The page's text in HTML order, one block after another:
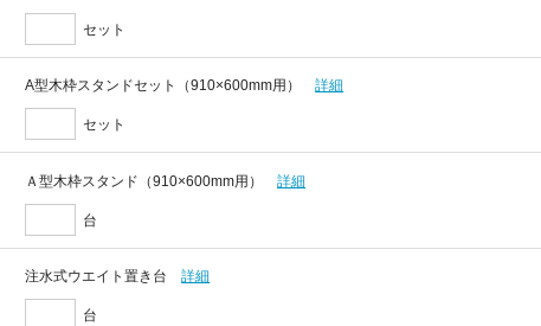
セット
A型木枠スタンドセット（910×600mm用） 詳細
セット
Ａ型木枠スタンド（910×600mm用） 詳細
台
注水式ウエイト置き台 詳細
台